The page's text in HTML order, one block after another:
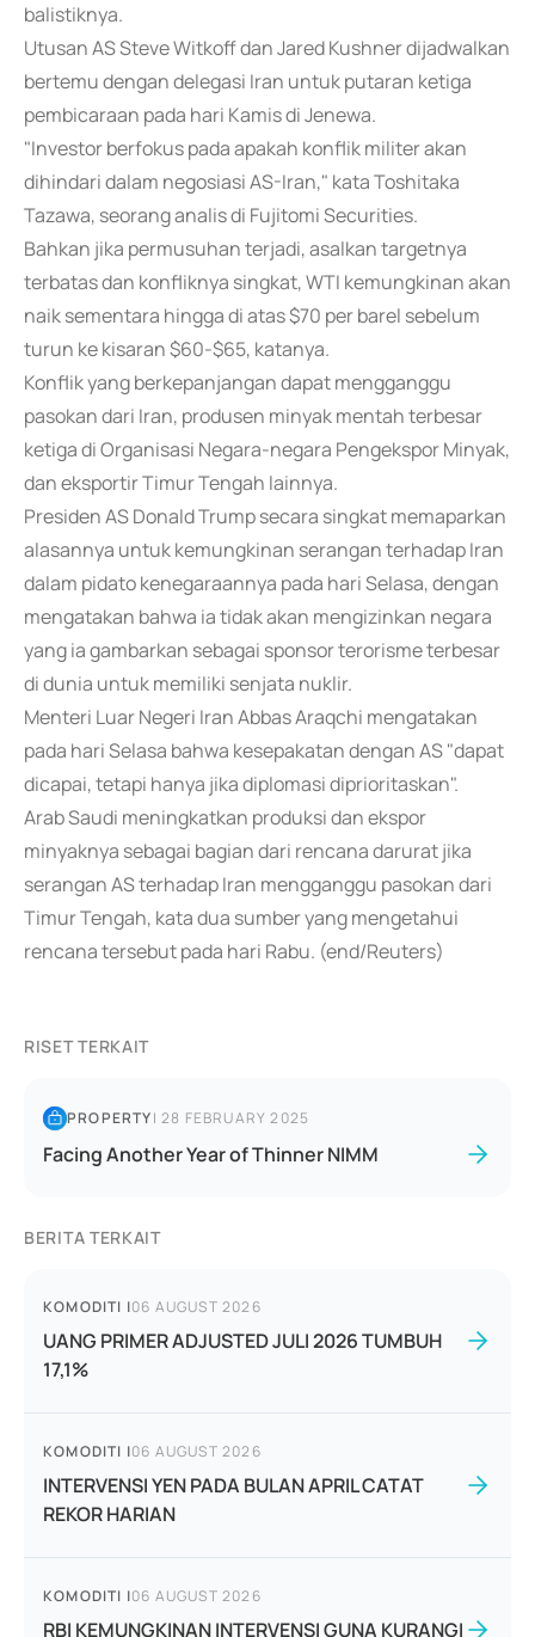
balistiknya.
Utusan AS Steve Witkoff dan Jared Kushner dijadwalkan
bertemu dengan delegasi Iran untuk putaran ketiga
pembicaraan pada hari Kamis di Jenewa.
"Investor berfokus pada apakah konflik militer akan
dihindari dalam negosiasi AS-Iran," kata Toshitaka
Tazawa, seorang analis di Fujitomi Securities.
Bahkan jika permusuhan terjadi, asalkan targetnya
terbatas dan konfliknya singkat, WTI kemungkinan akan
naik sementara hingga di atas $70 per barel sebelum
turun ke kisaran $60-$65, katanya.
Konflik yang berkepanjangan dapat mengganggu
pasokan dari Iran, produsen minyak mentah terbesar
ketiga di Organisasi Negara-negara Pengekspor Minyak,
dan eksportir Timur Tengah lainnya.
Presiden AS Donald Trump secara singkat memaparkan
alasannya untuk kemungkinan serangan terhadap Iran
dalam pidato kenegaraannya pada hari Selasa, dengan
mengatakan bahwa ia tidak akan mengizinkan negara
yang ia gambarkan sebagai sponsor terorisme terbesar
di dunia untuk memiliki senjata nuklir.
Menteri Luar Negeri Iran Abbas Araqchi mengatakan
pada hari Selasa bahwa kesepakatan dengan AS "dapat
dicapai, tetapi hanya jika diplomasi diprioritaskan".
Arab Saudi meningkatkan produksi dan ekspor
minyaknya sebagai bagian dari rencana darurat jika
serangan AS terhadap Iran mengganggu pasokan dari
Timur Tengah, kata dua sumber yang mengetahui
rencana tersebut pada hari Rabu. (end/Reuters)
RISET TERKAIT
PROPERTY|28 FEBRUARY 2025
Facing Another Year of Thinner NIMM
BERITA TERKAIT
KOMODITI |06 AUGUST 2026
UANG PRIMER ADJUSTED JULI 2026 TUMBUH
17,1%
KOMODITI |06 AUGUST 2026
INTERVENSI YEN PADA BULAN APRIL CATAT
REKOR HARIAN
KOMODITI |06 AUGUST 2026
RBI KEMUNGKINAN INTERVENSI GUNA KURANGI